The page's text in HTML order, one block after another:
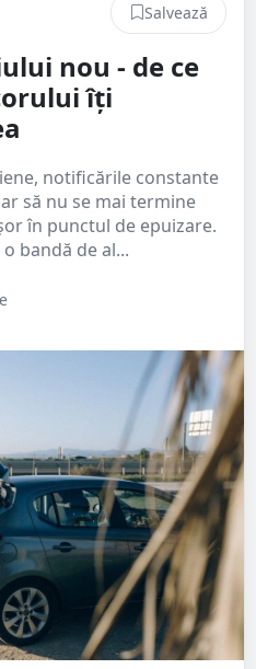
Salvează
nou - de ce
îți
notificările constante
să nu se mai termine
în punctul de epuizare.
bandă de al...